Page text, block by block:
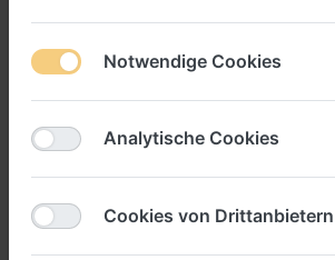
Bastelmodelle
1-3 von
Filtern Sortieren
SCHLÜTER SORTIMENT
Notwendige Cookies
Analytische Cookies
Cookies von Drittanbietern